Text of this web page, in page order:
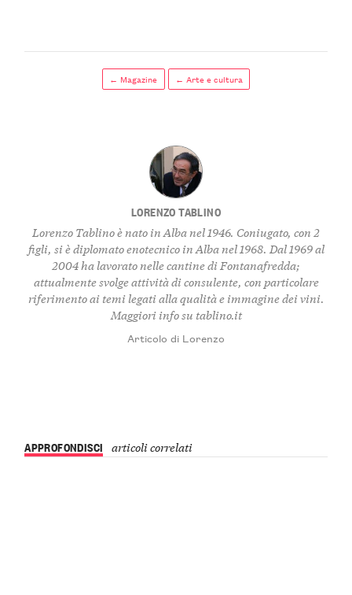
← Magazine ← Arte e cultura
LORENZO TABLINO
Lorenzo Tablino è nato in Alba nel 1946. Coniugato, con 2
figli, si è diplomato enotecnico in Alba nel 1968. Dal 1969 al
2004 ha lavorato nelle cantine di Fontanafredda;
attualmente svolge attività di consulente, con particolare
riferimento ai temi legati alla qualità e immagine dei vini.
Maggiori info su tablino.it
Articolo di Lorenzo
APPROFONDISCI articoli correlati